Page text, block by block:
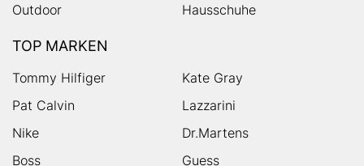
Outdoor
Hausschuhe
TOP MARKEN
Tommy Hilfiger
Kate Gray
Pat Calvin
Lazzarini
Nike
Dr.Martens
Boss
Guess